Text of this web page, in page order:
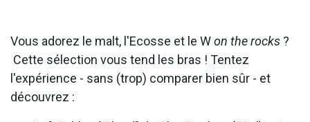
Vous adorez le malt, l'Ecosse et le Won the rocks ?
Cette sélection vous tend les bras ! Tentez
l'expérience - sans (trop) comparer bien sûr - et
découvrez :